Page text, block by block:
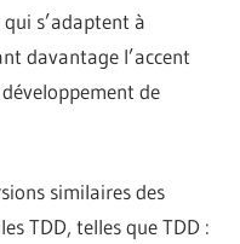
s’adaptent à
davantage l’accent
de
similaires des
TDD, telles que TDD :